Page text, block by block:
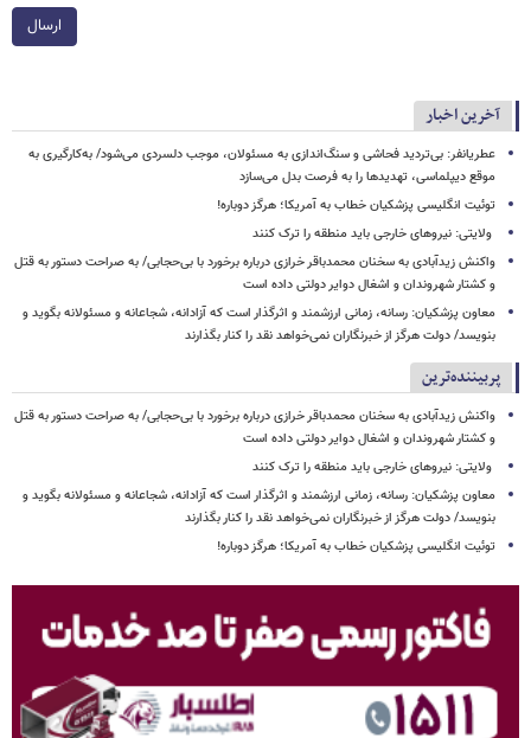
ارسال
آخرین اخبار
عطریانفر: بی‌تردید فحاشی و سنگ‌اندازی به مسئولان، موجب دلسردی می‌شود/ به‌کارگیری به
موقع دیپلماسی، تهدیدها را به فرصت بدل می‌سازد
توئیت انگلیسی پزشکیان خطاب به آمریکا؛ هرگز دوباره!
ولایتی: نیروهای خارجی باید منطقه را ترک کنند
واکنش زیدآبادی به سخنان محمدباقر خرازی درباره برخورد با بی‌حجابی/ به صراحت دستور به قتل
و کشتار شهروندان و اشغال دوایر دولتی داده است
معاون پزشکیان: رسانه، زمانی ارزشمند و اثرگذار است که آزادانه، شجاعانه و مسئولانه بگوید و
بنویسد/ دولت هرگز از خبرنگاران نمی‌خواهد نقد را کنار بگذارند
پربیننده‌ترین
واکنش زیدآبادی به سخنان محمدباقر خرازی درباره برخورد با بی‌حجابی/ به صراحت دستور به قتل
و کشتار شهروندان و اشغال دوایر دولتی داده است
ولایتی: نیروهای خارجی باید منطقه را ترک کنند
معاون پزشکیان: رسانه، زمانی ارزشمند و اثرگذار است که آزادانه، شجاعانه و مسئولانه بگوید و
بنویسد/ دولت هرگز از خبرنگاران نمی‌خواهد نقد را کنار بگذارند
توئیت انگلیسی پزشکیان خطاب به آمریکا؛ هرگز دوباره!